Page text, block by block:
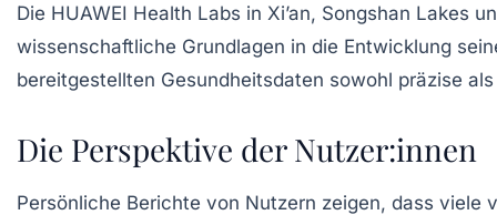
Die HUAWEI Health Labs in Xi’an, Songshan Lakes
wissenschaftliche Grundlagen in die Entwicklung
bereitgestellten Gesundheitsdaten sowohl präzise
Die Perspektive der Nutzer:innen
Persönliche Berichte von Nutzern zeigen, dass